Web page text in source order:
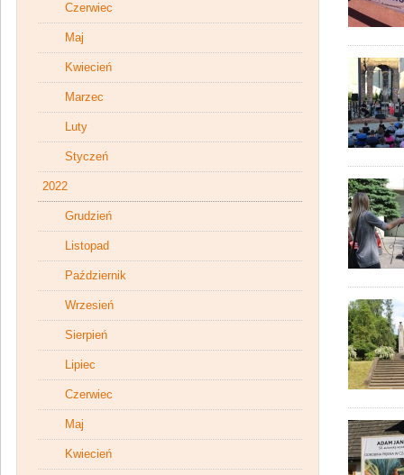
Czerwiec
Maj
Kwiecień
Marzec
Luty
Styczeń
2022
Grudzień
Listopad
Październik
Wrzesień
Sierpień
Lipiec
Czerwiec
Maj
Kwiecień